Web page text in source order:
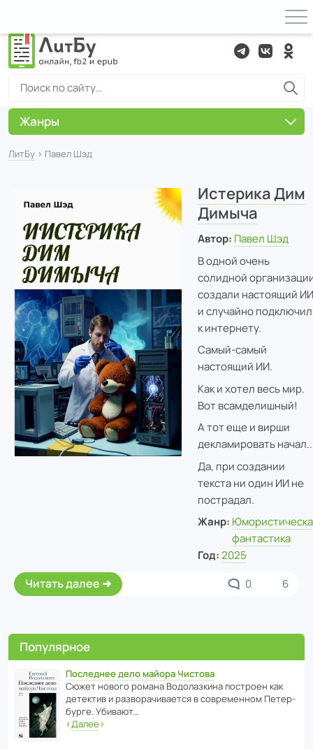
ЛитБу › Павел Шэд
Истерика Дим
Димыча
Автор: Павел Шэд
В одной очень
солидной
создали настоящий ИИ
и случайно
к интернету.
Самый-самый
настоящий ИИ.
Как и хотел весь мир.
Вот всамделишный!
А тот еще и вирши
декламировать
Да, при создании
текста ни один ИИ не
пострадал.
Жанр:
фантастика
Год: 2025
Читать далее 0 6
Жанры
Популярное
Последнее дело майора Чистова
Сюжет нового романа Водо­ла­з­кина пост­роен как
дете­ктив и разво­ра­чи­ва­ется в совре­менном Пете­р­
бурге. Убивают…
‹Далее›